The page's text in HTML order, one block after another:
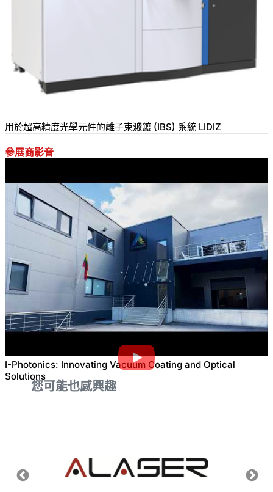
用於超高精度光學元件的離子束濺鍍 (IBS) 系統 LIDIZ
參展商影音
I-Photonics: Innovating Vacuum Coating and Optical
Solutions
您可能也感興趣